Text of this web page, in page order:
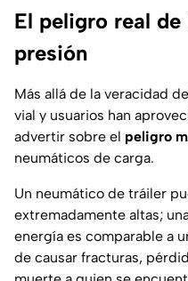
El peligro real
presión
Más allá de la veracidad
vial y usuarios han
advertir sobre el peligro
neumáticos de carga.
Un neumático de tráiler
extremadamente altas;
energía es comparable a
de causar fracturas,